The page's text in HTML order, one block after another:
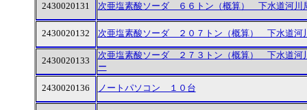
2430020131 次亜塩素酸ソーダ ６６トン（概算） 下水道河川
2430020132 次亜塩素酸ソーダ ２０７トン（概算） 下水道河
2430020133
次亜塩素酸ソーダ ２７３トン（概算） 下水道河
ー
2430020136 ノートパソコン １０台